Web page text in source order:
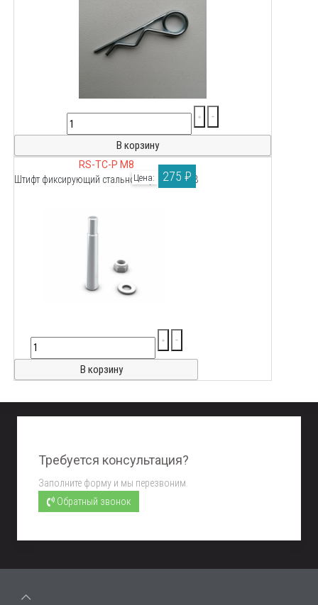
RS-TC-P M8
Штифт фиксирующий стальной с резьбой M8
Цена: 275 ₽
Требуется консультация?
Заполните форму и мы перезвоним.
Обратный звонок